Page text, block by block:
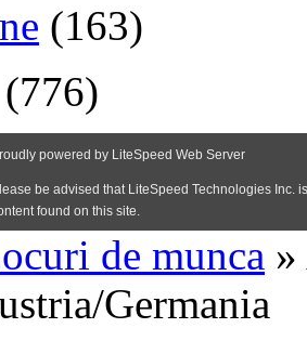
(163)
(776)
de munca »
Germania